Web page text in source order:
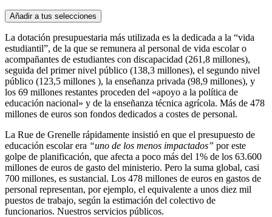
Añadir a tus selecciones
La dotación presupuestaria más utilizada es la dedicada a la “vida
estudiantil”, de la que se remunera al personal de vida escolar o
acompañantes de estudiantes con discapacidad (261,8 millones),
seguida del primer nivel público (138,3 millones), el segundo nivel
público (123,5 millones ), la enseñanza privada (98,9 millones), y
los 69 millones restantes proceden del «apoyo a la política de
educación nacional» y de la enseñanza técnica agrícola. Más de 478
millones de euros son fondos dedicados a costes de personal.
La Rue de Grenelle rápidamente insistió en que el presupuesto de
educación escolar era “uno de los menos impactados” por este
golpe de planificación, que afecta a poco más del 1% de los 63.600
millones de euros de gasto del ministerio. Pero la suma global, casi
700 millones, es sustancial. Los 478 millones de euros en gastos de
personal representan, por ejemplo, el equivalente a unos diez mil
puestos de trabajo, según la estimación del colectivo de
funcionarios. Nuestros servicios públicos.